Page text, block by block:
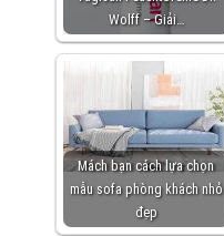
Wolff – Giải…
Mách bạn cách lựa chọn
mẫu sofa phòng khách nhỏ
đẹp